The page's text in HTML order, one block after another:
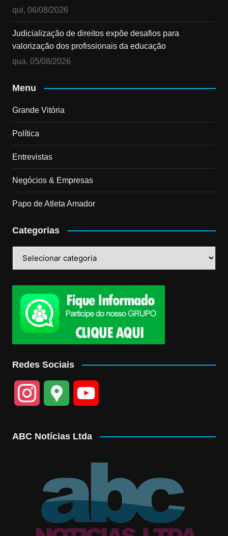
qui, 06/08/2026
Judicialização de direitos expõe desafios para
valorização dos profissionais da educação
qua, 05/08/2026
Menu
Grande Vitória
Política
Entrevistas
Negócios & Empresas
Papo de Atleta Amador
Categorias
Redes Sociais
a
g
l
e b
ABC Notícias Ltda